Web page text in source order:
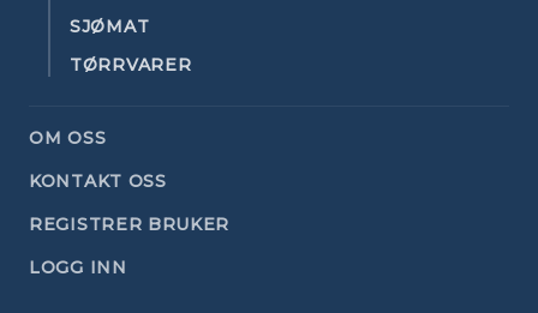
SJØMAT
TØRRVARER
OM OSS
KONTAKT OSS
REGISTRER BRUKER
LOGG INN